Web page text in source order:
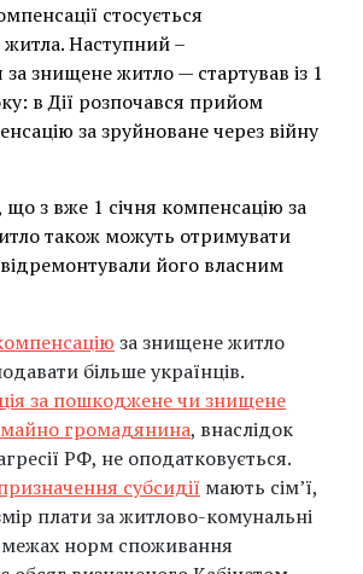
стосується
Наступний –
знищене житло — стартував із 1
в Дії розпочався прийом
за зруйноване через війну
що з вже 1 січня компенсацію за
також можуть отримувати
відремонтували його власним
за знищене житло
більше українців.
за пошкоджене чи знищене
громадянина, внаслідок
РФ, не оподатковується.
субсидії мають сім’ї,
плати за житлово-комунальні
межах норм споживання